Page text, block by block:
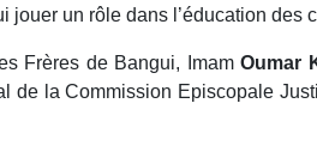
jouer un rôle dans l’éducation des
Frères de Bangui, ImamOumar
de la Commission Episcopale